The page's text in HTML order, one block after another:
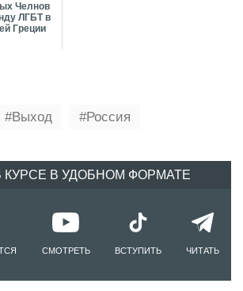
Челнов
ЛГБТ в
Греции
Выход Россия
КУРСЕ В УДОБНОМ ФОРМАТЕ
СМОТРЕТЬ ВСТУПИТЬ ЧИТАТЬ